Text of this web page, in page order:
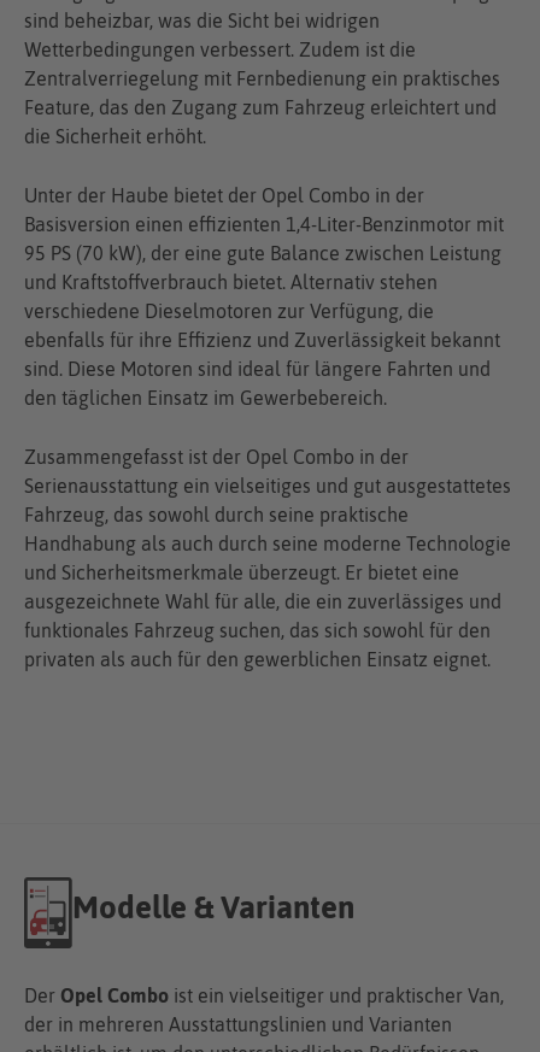
sind beheizbar, was die Sicht bei widrigen
Wetterbedingungen verbessert. Zudem ist die
Zentralverriegelung mit Fernbedienung ein praktisches
Feature, das den Zugang zum Fahrzeug erleichtert und
die Sicherheit erhöht.
Unter der Haube bietet der Opel Combo in der
Basisversion einen effizienten 1,4-Liter-Benzinmotor mit
95 PS (70 kW), der eine gute Balance zwischen Leistung
und Kraftstoffverbrauch bietet. Alternativ stehen
verschiedene Dieselmotoren zur Verfügung, die
ebenfalls für ihre Effizienz und Zuverlässigkeit bekannt
sind. Diese Motoren sind ideal für längere Fahrten und
den täglichen Einsatz im Gewerbebereich.
Zusammengefasst ist der Opel Combo in der
Serienausstattung ein vielseitiges und gut ausgestattetes
Fahrzeug, das sowohl durch seine praktische
Handhabung als auch durch seine moderne Technologie
und Sicherheitsmerkmale überzeugt. Er bietet eine
ausgezeichnete Wahl für alle, die ein zuverlässiges und
funktionales Fahrzeug suchen, das sich sowohl für den
privaten als auch für den gewerblichen Einsatz eignet.
Modelle & Varianten
Der Opel Combo ist ein vielseitiger und praktischer Van,
der in mehreren Ausstattungslinien und Varianten